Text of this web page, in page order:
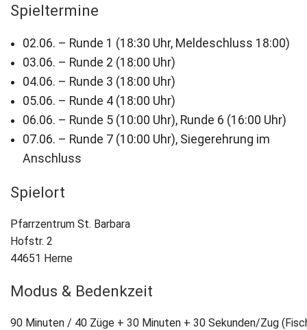
Spieltermine
02.06. – Runde 1 (18:30 Uhr, Meldeschluss 18:00)
03.06. – Runde 2 (18:00 Uhr)
04.06. – Runde 3 (18:00 Uhr)
05.06. – Runde 4 (18:00 Uhr)
06.06. – Runde 5 (10:00 Uhr), Runde 6 (16:00 Uhr)
07.06. – Runde 7 (10:00 Uhr), Siegerehrung im
Anschluss
Spielort
Pfarrzentrum St. Barbara
Hofstr. 2
44651 Herne
Modus & Bedenkzeit
90 Minuten / 40 Züge + 30 Minuten + 30 Sekunden/Zug